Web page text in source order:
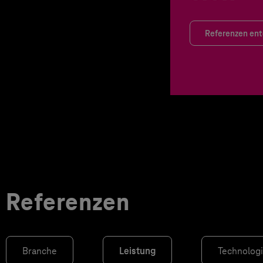
Referenzen
Referenzen
Branche Leistung